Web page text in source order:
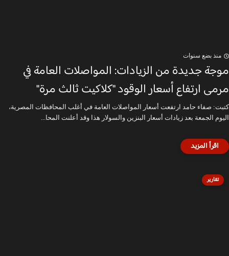
منذ بضع سنوات
موجة جديدة من الزيادات: المواصلات العامة في
مرمى ارتفاع أسعار الوقود "كلاكيت ثالث مرة"
كتبت: صفاء حامد ارتفعت أسعار المواصلات العامة في أغلب المحافظات المصرية،
اليوم الجمعة بعد زيادات أسعار البنزين والسولار هذا وقد أعلنت المحا...
تقارير